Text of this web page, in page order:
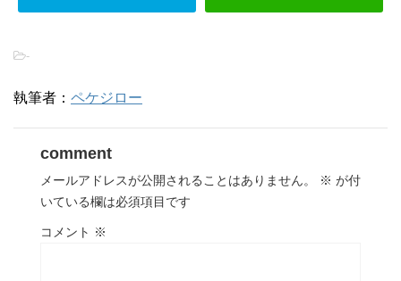
-
執筆者： ペケジロー
comment
メールアドレスが公開されることはありません。 ※ が付
いている欄は必須項目です
コメント ※